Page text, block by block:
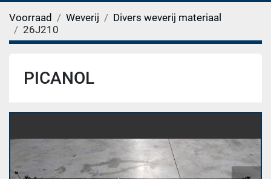
Voorraad Weverij
Divers weverij materiaal
26J210
PICANOL